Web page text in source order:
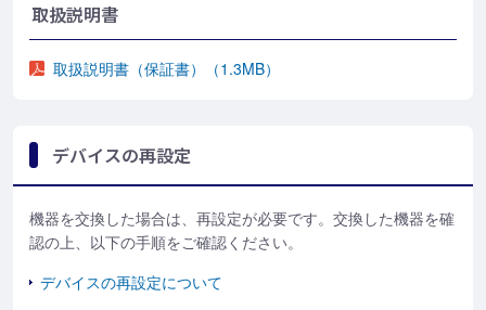
取扱説明書
取扱説明書（保証書）（1.3MB）
デバイスの再設定
機器を交換した場合は、再設定が必要です。交換した機器を確
認の上、以下の手順をご確認ください。
デバイスの再設定について